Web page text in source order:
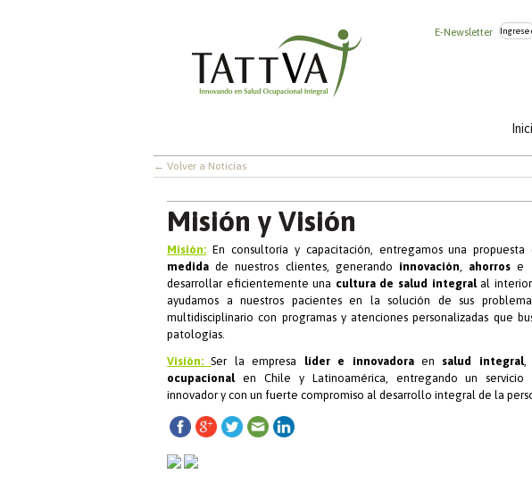
E-Newsletter
← Volver a Noticias
Misión y Visión
Misión: En consultoría y capacitación, entregamos una
medida de nuestros clientes, generando innovación, ahorros e
desarrollar eficientemente una cultura de salud integralal interior
ayudamos a nuestros pacientes en la solución de sus
multidisciplinario con programas y atenciones personalizadas que
patologías.
Visión: Ser la empresa líder e innovadoraen salud integral,
ocupacional en Chile y Latinoamérica, entregando un servicio
innovador y con un fuerte compromiso al desarrollo integral de la